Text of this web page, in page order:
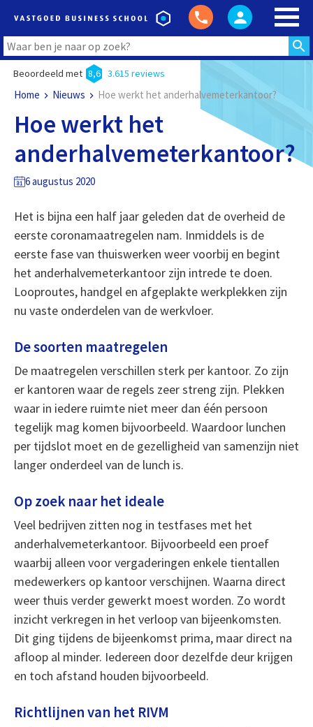
Beoordeeld met 8,6 3.615 reviews
Home Nieuws Hoe werkt het anderhalvemeterkantoor?
Hoe werkt het
anderhalvemeterkantoor?
6 augustus 2020
Het is bijna een half jaar geleden dat de overheid de
eerste coronamaatregelen nam. Inmiddels is de
eerste fase van thuiswerken weer voorbij en begint
het anderhalvemeterkantoor zijn intrede te doen.
Looproutes, handgel en afgeplakte werkplekken zijn
nu vaste onderdelen van de werkvloer.
De soorten maatregelen
De maatregelen verschillen sterk per kantoor. Zo zijn
er kantoren waar de regels zeer streng zijn. Plekken
waar in iedere ruimte niet meer dan één persoon
tegelijk mag komen bijvoorbeeld. Waardoor lunchen
per tijdslot moet en de gezelligheid van samenzijn niet
langer onderdeel van de lunch is.
Op zoek naar het ideale
Veel bedrijven zitten nog in testfases met het
anderhalvemeterkantoor. Bijvoorbeeld een proef
waarbij alleen voor vergaderingen enkele tientallen
medewerkers op kantoor verschijnen. Waarna direct
weer thuis verder gewerkt moest worden. Zo wordt
inzicht verkregen in het verloop van bijeenkomsten.
Dit ging tijdens de bijeenkomst prima, maar direct na
afloop al minder. Iedereen door dezelfde deur krijgen
en toch afstand houden bijvoorbeeld.
Richtlijnen van het RIVM